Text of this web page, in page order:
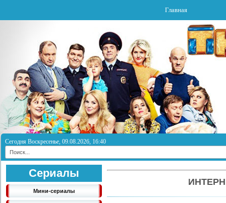
Главная
Сегодня Воскресенье, 09.08.2026, 16:40
Сериалы
Мини-сериалы